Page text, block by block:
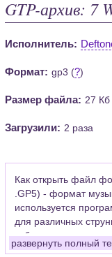
GTP-архив: 7
Исполнитель:
Формат: gp3 (?)
Размер файла: 27 Кб
Загрузили: 2 раза
Как открыть файл
.GP5) - формат
используется
для различных
табулатуры для
применяется для
развернуть полный